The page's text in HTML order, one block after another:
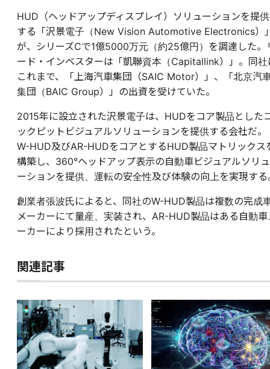
HUD（ヘッドアップディスプレイ）ソリューションを提供
する「沢景電子（New Vision Automotive Electronics）
が、シリーズCで1億5000万元（約25億円）を調達した。
ード・インベスターは「凱聯資本（Capitallink）」。同社
これまで、「上海汽車集団（SAIC Motor）」、「北京汽
集団（BAIC Group）」の出資を受けていた。
2015年に設立された沢景電子は、HUDをコア製品とした
ックピットビジュアルソリューションを提供する会社だ。
W-HUD及びAR-HUDをコアとするHUD製品マトリックス
構築し、360°ヘッドアップ表示の自動車ビジュアルソリュ
ーションを提供、運転の安全性及び体験の向上を実現する
創業者張波氏によると、同社のW-HUD製品は複数の完成
メーカーにて量産、実装され、AR-HUD製品はある自動車
ーカーにより採用されたという。
関連記事